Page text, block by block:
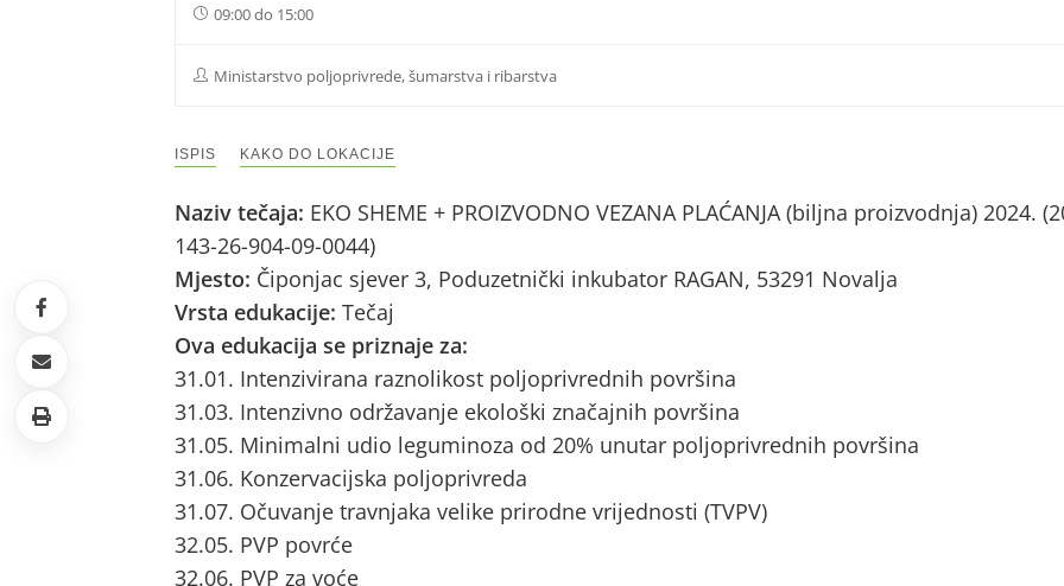
09:00 do 15:00
Ministarstvo poljoprivrede, šumarstva i ribarstva
ISPIS KAKO DO LOKACIJE
Naziv tečaja: EKO SHEME + PROIZVODNO VEZANA PLAĆANJA (biljna proizvodnja) 2024.
143-26-904-09-0044)
Mjesto: Čiponjac sjever 3, Poduzetnički inkubator RAGAN, 53291 Novalja
Vrsta edukacije: Tečaj
Ova edukacija se priznaje za:
31.01. Intenzivirana raznolikost poljoprivrednih površina
31.03. Intenzivno održavanje ekološki značajnih površina
31.05. Minimalni udio leguminoza od 20% unutar poljoprivrednih površina
31.06. Konzervacijska poljoprivreda
31.07. Očuvanje travnjaka velike prirodne vrijednosti (TVPV)
32.05. PVP povrće
32.06. PVP za voće